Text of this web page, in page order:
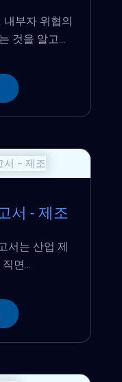
부자 위협의
것을 알고...
서 - 제조
서는 산업 제
면...